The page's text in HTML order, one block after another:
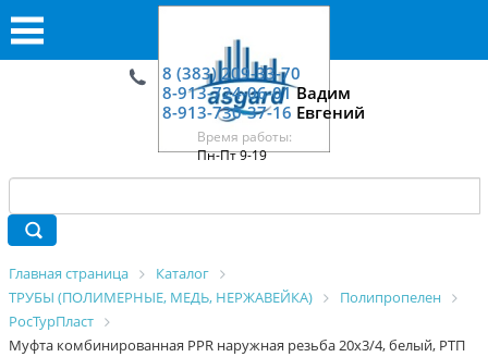
8 (383) 209-33-70
8-913-724-06-01Вадим
8-913-730-37-16 Евгений
Время работы:
Пн-Пт 9-19
Главная страница
Каталог
ТРУБЫ (ПОЛИМЕРНЫЕ, МЕДЬ, НЕРЖАВЕЙКА)
Полипропелен
РосТурПласт
Муфта комбинированная PPR наружная резьба 20х3/4, белый, РТП